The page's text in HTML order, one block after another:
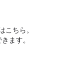
こちら。
ます。